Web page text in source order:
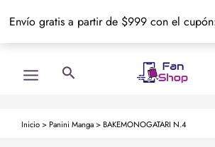
Envío gratis a partir de $999 con el
Menu
Buscar
Inicio> Panini Manga> BAKEMONOGATARI N.4